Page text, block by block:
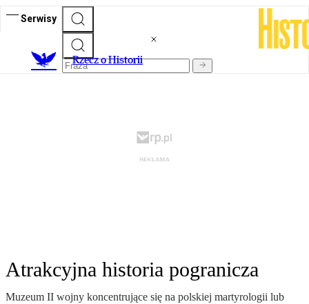
Serwisy
Rzecz o Historii
Atrakcyjna historia pogranicza
Muzeum II wojny koncentrujące się na polskiej martyrologii lub